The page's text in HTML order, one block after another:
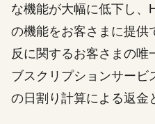
な機能が大幅に低下し
の機能をお客さまに提供
反に関するお客さまの唯
ブスクリプションサービ
の日割り計算による返金